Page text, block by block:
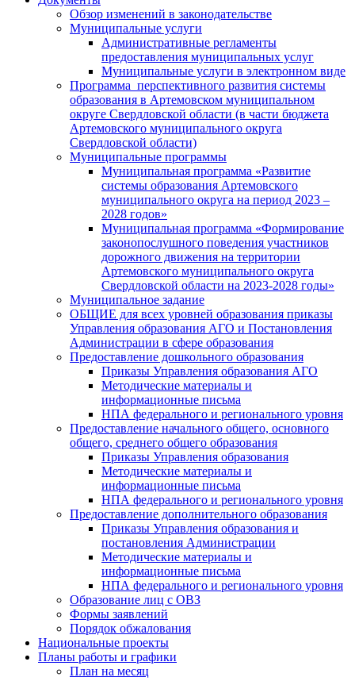
Обзор изменений в законодательстве
Муниципальные услуги
Административные регламенты
предоставления муниципальных услуг
Муниципальные услуги в электронном виде
Программа перспективного развития системы
образования в Артемовском муниципальном
округе Свердловской области (в части бюджета
Артемовского муниципального округа
Свердловской области)
Муниципальные программы
Муниципальная программа «Развитие
системы образования Артемовского
муниципального округа на период 2023 –
2028 годов»
Муниципальная программа «Формирование
законопослушного поведения участников
дорожного движения на территории
Артемовского муниципального округа
Свердловской области на 2023-2028 годы»
Муниципальное задание
ОБЩИЕ для всех уровней образования приказы
Управления образования АГО и Постановления
Администрации в сфере образования
Предоставление дошкольного образования
Приказы Управления образования АГО
Методические материалы и
информационные письма
НПА федерального и регионального уровня
Предоставление начального общего, основного
общего, среднего общего образования
Приказы Управления образования
Методические материалы и
информационные письма
НПА федерального и регионального уровня
Предоставление дополнительного образования
Приказы Управления образования и
постановления Администрации
Методические материалы и
информационные письма
НПА федерального и регионального уровня
Образование лиц с ОВЗ
Формы заявлений
Порядок обжалования
Национальные проекты
Планы работы и графики
План на месяц